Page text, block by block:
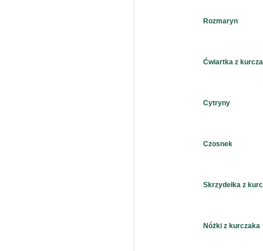
Rozmaryn
Ćwiartka z
Cytryny
Czosnek
Skrzydełka z
Nóżki z kurczaka